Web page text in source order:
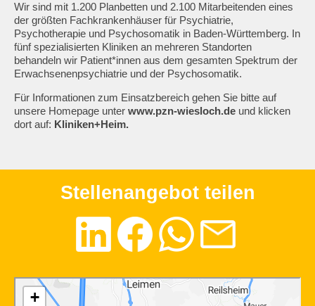
Wir sind mit 1.200 Planbetten und 2.100 Mitarbeitenden eines
der größten Fachkrankenhäuser für Psychiatrie,
Psychotherapie und Psychosomatik in Baden-Württemberg. In
fünf spezialisierten Kliniken an mehreren Standorten
behandeln wir Patient*innen aus dem gesamten Spektrum der
Erwachsenenpsychiatrie und der Psychosomatik.
Für Informationen zum Einsatzbereich gehen Sie bitte auf
unsere Homepage unter www.pzn-wiesloch.de und klicken
dort auf: Kliniken+Heim.